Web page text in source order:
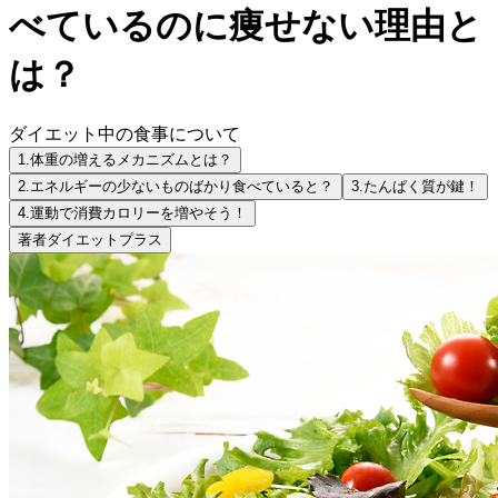
べているのに痩せない理由と
は？
ダイエット中の食事について
1.体重の増えるメカニズムとは？
2.エネルギーの少ないものばかり食べていると？ 3.たんぱく質が鍵！
4.運動で消費カロリーを増やそう！
著者ダイエットプラス